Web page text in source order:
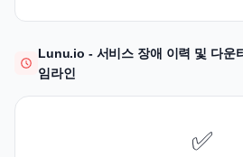
Lunu.io - 서비스 장애 이력 및 다운
임라인
✅